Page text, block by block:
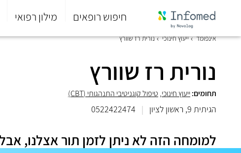
חיפוש רופאים מילון רפואי
סוף
התפריט
אינפומד ייעוץ חינוכי נורית רז שוורץ
נורית רז שוורץ
תחומים:ייעוץ חינוכי, טיפול קוגניטיבי התנהגותי (CBT)
הגיתית 9, ראשון לציון |
0522422474
למומחה הזה לא ניתן לזמן תור אצלנו,